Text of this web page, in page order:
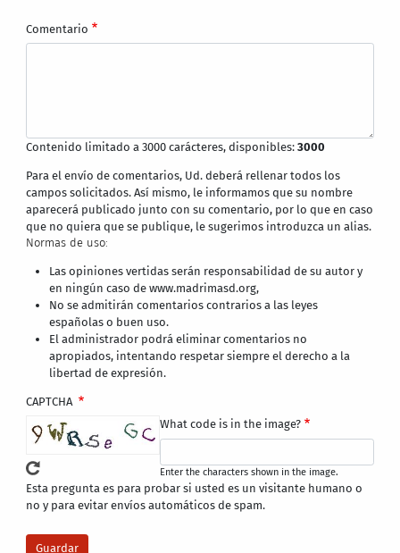
Comentario
Contenido limitado a 3000 carácteres, disponibles:3000
Para el envío de comentarios, Ud. deberá rellenar todos los
campos solicitados. Así mismo, le informamos que su nombre
aparecerá publicado junto con su comentario, por lo que en caso
que no quiera que se publique, le sugerimos introduzca un alias.
Normas de uso:
Las opiniones vertidas serán responsabilidad de su autor y
en ningún caso de www.madrimasd.org,
No se admitirán comentarios contrarios a las leyes
españolas o buen uso.
El administrador podrá eliminar comentarios no
apropiados, intentando respetar siempre el derecho a la
libertad de expresión.
CAPTCHA
What code is in the image?
Enter the characters shown in the image.
Esta pregunta es para probar si usted es un visitante humano o
no y para evitar envíos automáticos de spam.